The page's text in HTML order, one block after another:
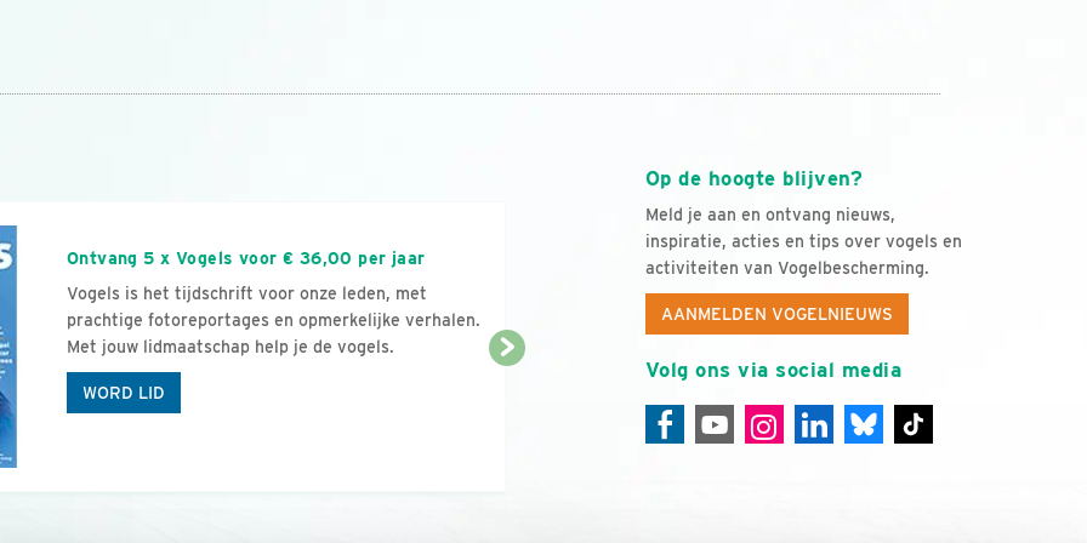
Op de hoogte blijven?
Meld je aan en ontvang nieuws,
inspiratie, acties en tips over vogels en
activiteiten van Vogelbescherming.
AANMELDEN VOGELNIEUWS
Volg ons via social media
Ontvang 5 x Vogels voor € 36,00 per jaar
Vogels is het tijdschrift voor onze leden, met
prachtige fotoreportages en opmerkelijke verhalen.
Met jouw lidmaatschap help je de vogels.
WORD LID